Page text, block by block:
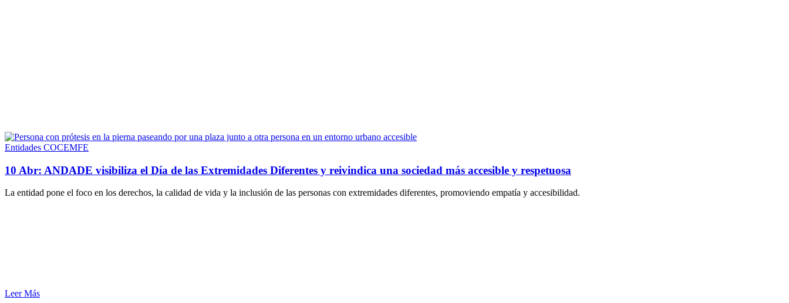
Entidades COCEMFE
10 Abr: ANDADE visibiliza el Día de las Extremidades Diferentes y reivindica una sociedad más accesible y respetuosa
La entidad pone el foco en los derechos, la calidad de vida y la inclusión de las personas con extremidades diferentes, promoviendo empatía y accesibilidad.
Leer Más